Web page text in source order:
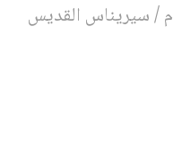
/سيريناس القديس